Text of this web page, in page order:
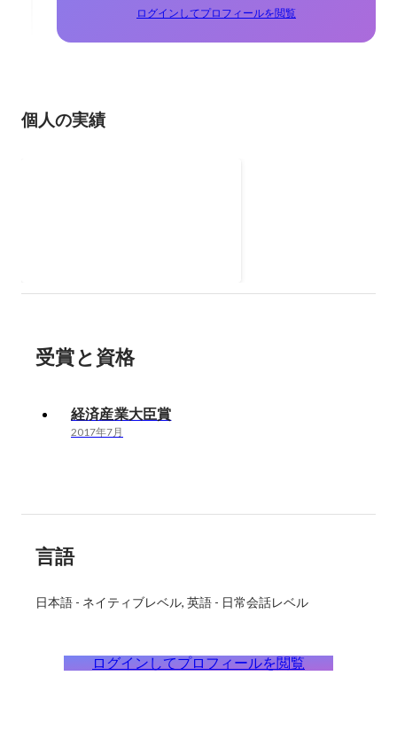
ログインしてプロフィールを閲覧
個人の実績
受賞と資格
経済産業大臣賞
2017年7月
言語
日本語 - ネイティブレベル 英語 - 日常会話レベル
ログインしてプロフィールを閲覧